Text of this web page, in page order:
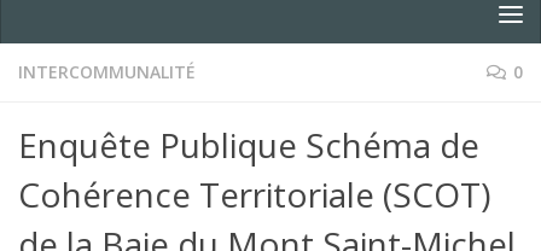
INTERCOMMUNALITÉ 0
Enquête Publique Schéma de
Cohérence Territoriale (SCOT)